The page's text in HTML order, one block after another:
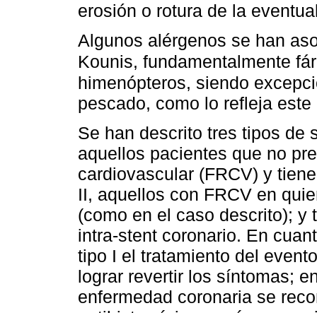
erosión o rotura de la
Algunos alérgenos se han
Kounis, fundamentalmente
himenópteros, siendo
pescado, como lo refleja este
Se han descrito tres tipos de
aquellos pacientes que no
cardiovascular (FRCV) y
II, aquellos con FRCV en
(como en el caso descrito); y
intra-stent coronario. En
tipo I el tratamiento del
lograr revertir los síntomas;
enfermedad coronaria se